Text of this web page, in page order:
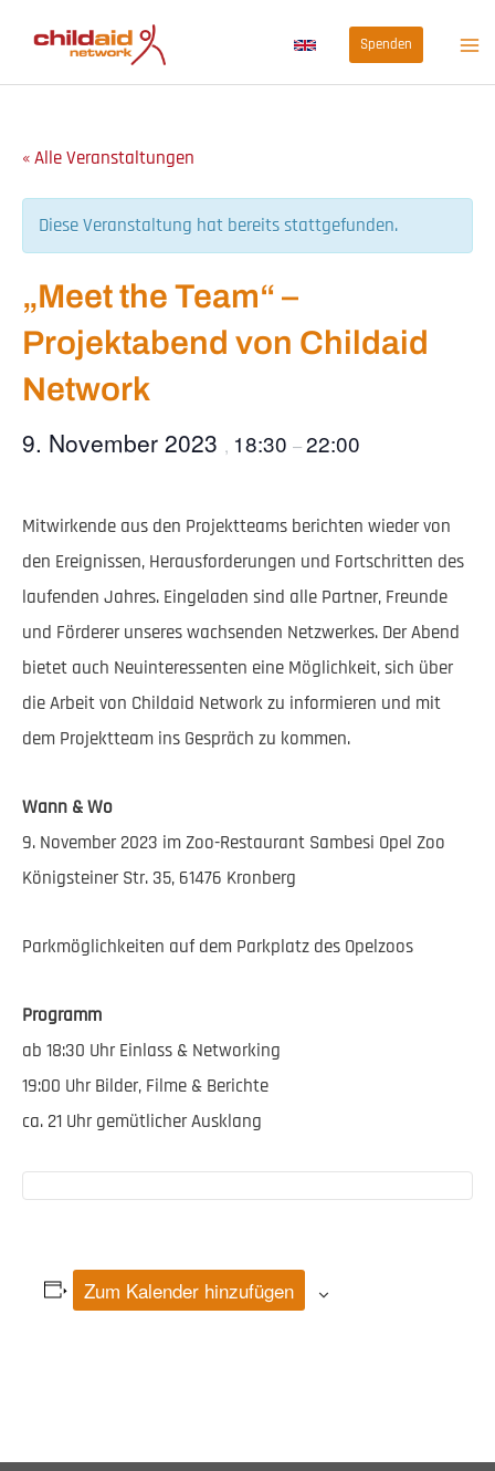
Inhalt
springen
Spenden
« Alle Veranstaltungen
Diese Veranstaltung hat bereits stattgefunden.
„Meet the Team“ –
Projektabend von Childaid
Network
9. November 2023 , 18:30 –22:00
Mitwirkende aus den Projektteams berichten wieder von
den Ereignissen, Herausforderungen und Fortschritten des
laufenden Jahres. Eingeladen sind alle Partner, Freunde
und Förderer unseres wachsenden Netzwerkes. Der Abend
bietet auch Neuinteressenten eine Möglichkeit, sich über
die Arbeit von Childaid Network zu informieren und mit
dem Projektteam ins Gespräch zu kommen.
Wann & Wo
9. November 2023 im Zoo-Restaurant Sambesi Opel Zoo
Königsteiner Str. 35, 61476 Kronberg
Parkmöglichkeiten auf dem Parkplatz des Opelzoos
Programm
ab 18:30 Uhr Einlass & Networking
19:00 Uhr Bilder, Filme & Berichte
ca. 21 Uhr gemütlicher Ausklang
Zum Kalender hinzufügen